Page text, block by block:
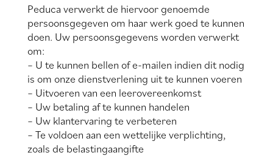
Peduca verwerkt de hiervoor genoemde
persoonsgegeven om haar werk goed te kunnen
doen. Uw persoonsgegevens worden verwerkt
om:
– U te kunnen bellen of e-mailen indien dit nodig
is om onze dienstverlening uit te kunnen voeren
– Uitvoeren van een leerovereenkomst
– Uw betaling af te kunnen handelen
– Uw klantervaring te verbeteren
– Te voldoen aan een wettelijke verplichting,
zoals de belastingaangifte